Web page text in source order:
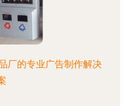
厂的专业广告制作解决